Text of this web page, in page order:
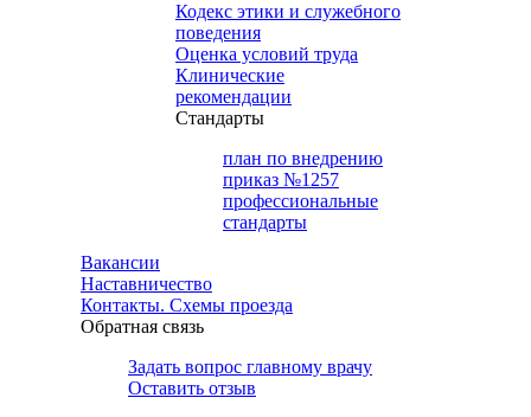
Кодекс этики и служебного
поведения
Оценка условий труда
Клинические
рекомендации
Cтандарты
план по внедрению
приказ №1257
профессиональные
стандарты
Вакансии
Наставничество
Контакты. Схемы проезда
Обратная связь
Задать вопрос главному врачу
Оставить отзыв